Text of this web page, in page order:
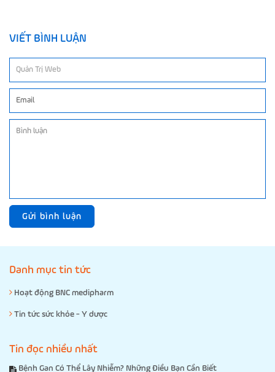
VIẾT BÌNH LUẬN
Gửi bình luận
Danh mục tin tức
Hoạt động BNC medipharm
Tin tức sức khỏe - Y dược
Tin đọc nhiều nhất
Bệnh Gan Có Thể Lây Nhiễm? Những Điều Bạn Cần Biết